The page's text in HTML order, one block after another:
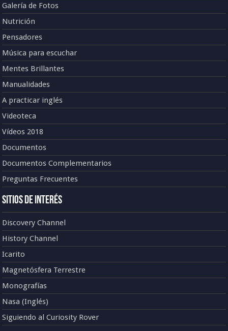
Galería de Fotos
Nutrición
Pensadores
Música para escuchar
Mentes Brillantes
Manualidades
A practicar inglés
Videoteca
Vídeos 2018
Documentos
Documentos Complementarios
Preguntas Frecuentes
Sitios de Interés
Discovery Channel
History Channel
Icarito
Magnetósfera Terrestre
Monografías
Nasa (Inglés)
Siguiendo al Curiosity Rover